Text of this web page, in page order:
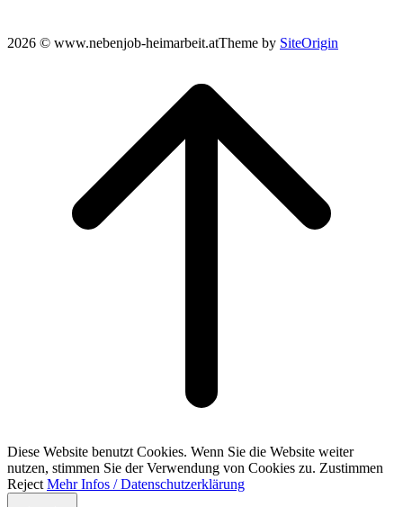
2026 © www.nebenjob-heimarbeit.atTheme by SiteOrigin
Diese Website benutzt Cookies. Wenn Sie die Website weiter
nutzen, stimmen Sie der Verwendung von Cookies zu. Zustimmen
Reject Mehr Infos / Datenschutzerklärung